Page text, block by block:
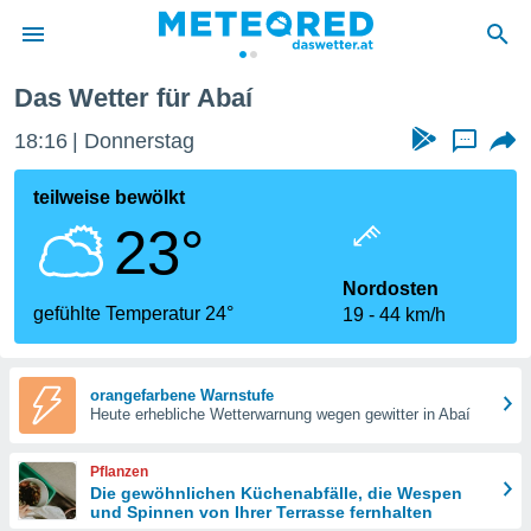
wurde
dass
sind.
diese
Das Wetter für Abaí
18:16 Donnerstag ...
teilweise bewölkt
23°
gefühlte Temperatur 24°
Nordosten
19
44 km/h
orangefarbene Warnstufe
Heute erhebliche Wetterwarnung wegen gewitter in Abaí
Pflanzen
Die gewöhnlichen Küchenabfälle, die Wespen
und Spinnen von Ihrer Terrasse fernhalten